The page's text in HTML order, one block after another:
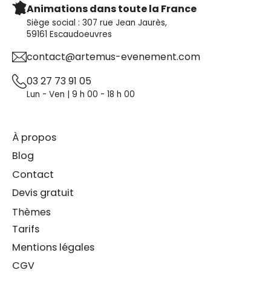
Animations dans toute la France
Siège social : 307 rue Jean Jaurès,
59161 Escaudoeuvres
contact@artemus-evenement.com
03 27 73 91 05
Lun - Ven | 9 h 00 - 18 h 00
À propos
Blog
Contact
Devis gratuit
Thèmes
Tarifs
Mentions légales
CGV